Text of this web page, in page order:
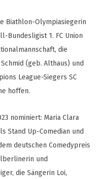
Biathlon-Olympiasiegerin
Bundesligist 1. FC Union
die
(geb. Althaus) und
League-Siegers SC
hoffen.
nominiert: Maria Clara
Stand Up-Comedian und
deutschen Comedypreis
und
die Sängerin Loi,